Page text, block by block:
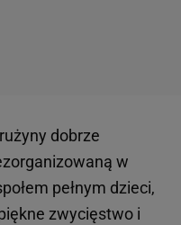
dobrze
w
pełnym dzieci,
zwycięstwo i